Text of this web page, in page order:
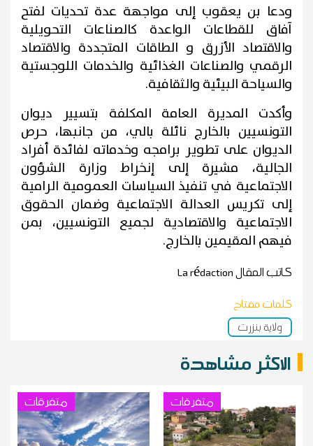
ودعا بن يعقوب إلى مواجهة عدة تحديات لفتح
آفاق للقطاعات الواعدة كالصناعات التحويلية
والاقتصاد الأزرق و الطاقات المتجددة والاقتصاد
الرقمي والصناعات الغذائية والخدمات اللوجستية
والسياحة البيئية والثقافية.
وأكدت المديرة العامة المكلفة بتسيير ديوان
التونسيين بالخارج نائلة بالي، من جانبها، حرص
الديوان على تطوير برامجه وخدماته لفائدة أفراد
الجالية، مشيرة إلى إنخراط وزارة الشؤون
الاجتماعية في تنفيذ السياسات العمومية الرامية
إلى تكريس العدالة الاجتماعية وضمان الحقوق
الاجتماعية والاقتصادية لجميع التونسيين، بمن
فيهم المقيمين بالخارج.
كاتب المقالLa rédaction
كلمات مفتاح
ولاية بنزرت
الاكثر مشاهدة
متفرقات متفرقات